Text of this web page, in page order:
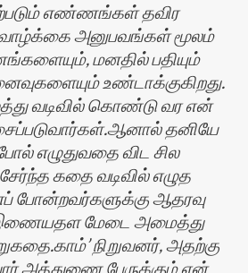
எண்ணங்கள் தவிர
வாழ்க்கை அனுபவங்கள் மூலம்
மனதில் பதியும்
உண்டாக்குகிறது.
வடிவில் கொண்டு வர என்
தனியே
போல் எழுதுவதை விட சில
கதை வடிவில் எழுத
போன்றவர்களுக்கு ஆதரவு
இணையதள மேடை அமைத்து
நிறுவனர், அதற்கு
அத்துணை பேருக்கும் என்